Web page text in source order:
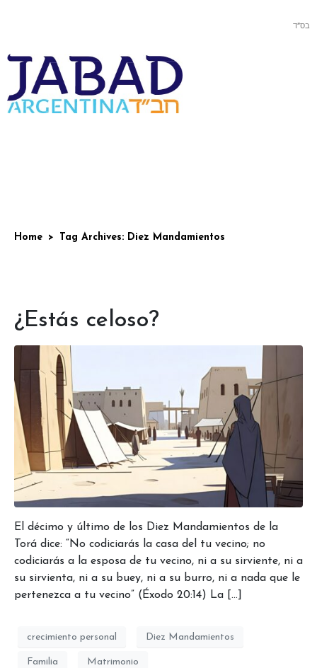
בס”ד
Home Tag Archives: Diez Mandamientos
¿Estás celoso?
El décimo y último de los Diez Mandamientos de la
Torá dice: “No codiciarás la casa del tu vecino; no
codiciarás a la esposa de tu vecino, ni a su sirviente, ni a
su sirvienta, ni a su buey, ni a su burro, ni a nada que le
pertenezca a tu vecino” (Éxodo 20:14) La […]
crecimiento personal Diez Mandamientos
Familia Matrimonio